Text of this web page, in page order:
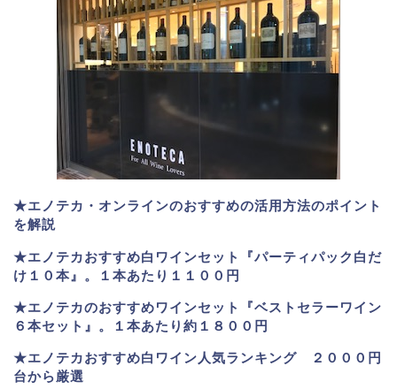
★エノテカ・オンラインのおすすめの活用方法のポイント
を解説
★エノテカおすすめ白ワインセット『パーティパック白だ
け１０本』。１本あたり１１００円
★エノテカのおすすめワインセット『ベストセラーワイン
６本セット』。
１本あたり約１８００円
★エノテカおすすめ白ワイン人気ランキング ２０００円
台から厳選